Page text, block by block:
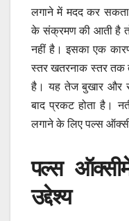
लगाने में मदद कर सकता
के संक्रमण की आती है तो
नहीं है। इसका एक
स्तर खतरनाक स्तर तक
है। यह तेज बुखार और
बाद प्रकट होता है।
लगाने के लिए पल्स
पल्स
उद्देश्य